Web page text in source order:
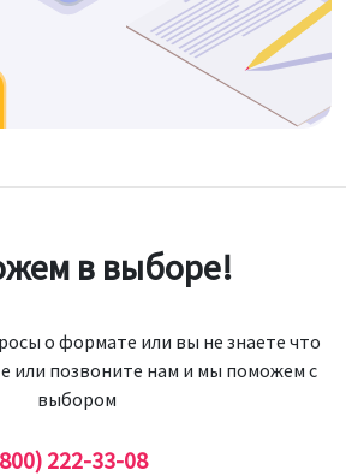
в выборе!
о формате или вы не знаете что
или позвоните нам и мы поможем с
выбором
222-33-08